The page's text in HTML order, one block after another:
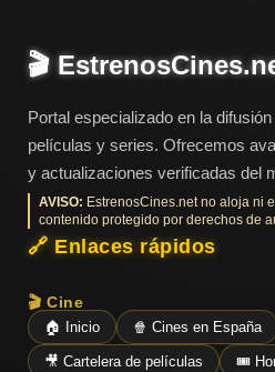
🎬
Portal especializado en la difusión
películas y series. Ofrecemos
y actualizaciones verificadas del
AVISO: EstrenosCines.net no aloja ni
contenido protegido por derechos de
🔗 Enlaces rápidos
🎬 Cine
🏠 Inicio 🍿 Cines en España
🎥 Cartelera de películas 🎟️